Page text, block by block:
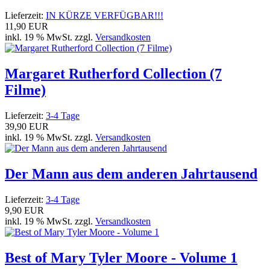
Lieferzeit: IN KÜRZE VERFÜGBAR!!!
11,90 EUR
inkl. 19 % MwSt. zzgl. Versandkosten
Margaret Rutherford Collection (7
Filme)
Lieferzeit: 3-4 Tage
39,90 EUR
inkl. 19 % MwSt. zzgl. Versandkosten
Der Mann aus dem anderen Jahrtausend
Lieferzeit: 3-4 Tage
9,90 EUR
inkl. 19 % MwSt. zzgl. Versandkosten
Best of Mary Tyler Moore - Volume 1